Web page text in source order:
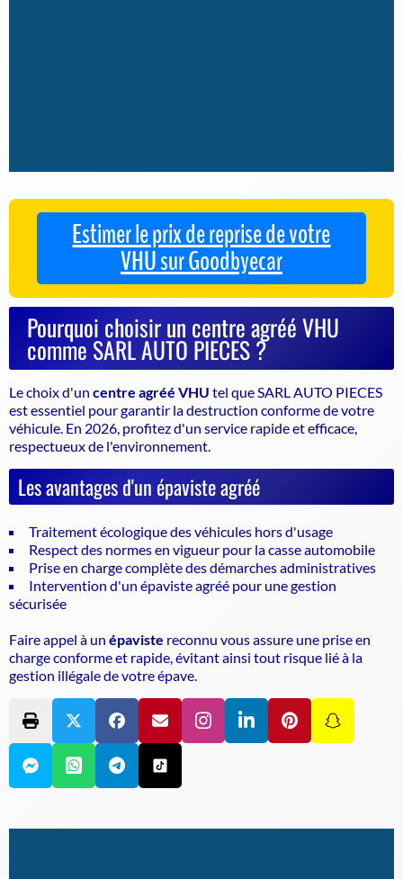
Estimer le prix de reprise de votre
VHU sur Goodbyecar
Pourquoi choisir un centre agréé VHU
comme SARL AUTO PIECES ?
Le choix d'un centre agréé VHU tel que SARL AUTO PIECES
est essentiel pour garantir ladestruction conforme de votre
véhicule . En 2026, profitez d'un service rapide et efficace,
respectueux de l'environnement.
Les avantages d'un épaviste agréé
Traitement écologique des véhicules hors d'usage
Respect des normes en vigueur pour la casse automobile
Prise en charge complète des démarches administratives
Intervention d'un épaviste agréé pour une gestion
sécurisée
Faire appel à un épaviste reconnu vous assure une prise en
charge conforme et rapide, évitant ainsi tout risque lié à la
gestion illégale de votre épave.